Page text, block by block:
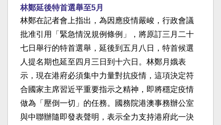
林鄭延後特首選舉至5月
林鄭在記者會上指出，為因應疫情嚴峻，行政會議
批准引用「緊急情況規例條例」，將原訂三月二十
七日舉行的特首選舉，延後到五月八日，特首候選
人提名期也延至四月三日到十六日。林鄭月娥表
示，現在港府必須集中力量對抗疫情，這項決定符
合國家主席習近平重要指示之精神，即將穩定疫情
做為「壓倒一切」的任務。國務院港澳事務辦公室
與中聯辦隨即發表聲明，表示全力支持港府此一決